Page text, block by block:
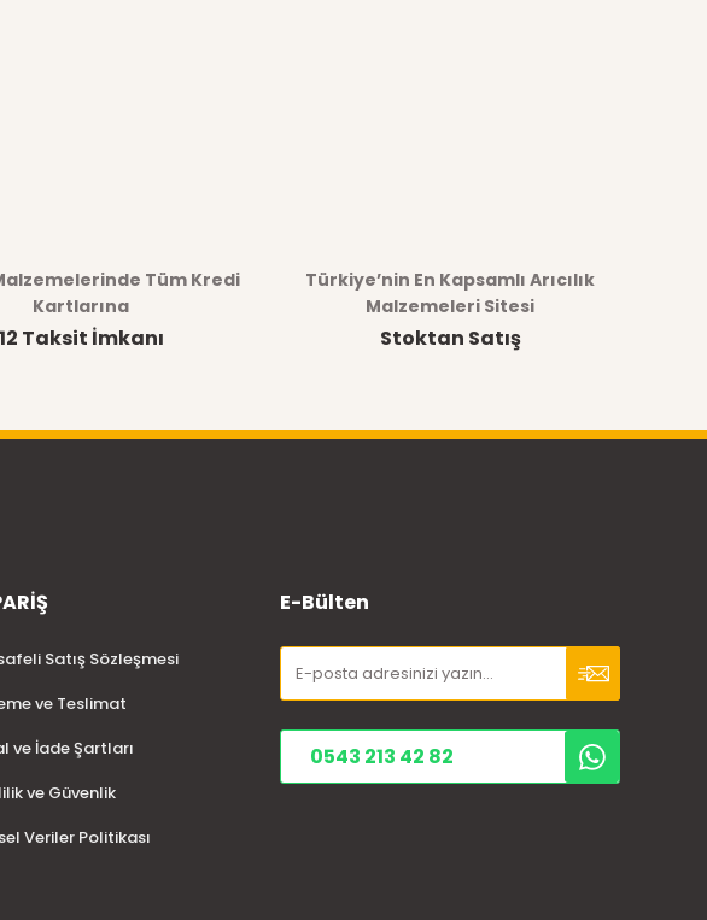
Tüm Kredi
Kartlarına
12 Taksit İmkanı
Türkiye’nin En Kapsamlı Arıcılık
Malzemeleri Sitesi
Stoktan Satış
Satış Sözleşmesi
ve Teslimat
ve İade Şartları
ve Güvenlik
Veriler Politikası
E-Bülten
0543 213 42 82